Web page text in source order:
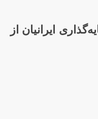
ایرانیان از